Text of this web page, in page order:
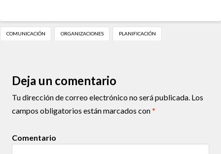
COMUNICACIÓN ORGANIZACIONES PLANIFICACIÓN
Deja un comentario
Tu dirección de correo electrónico no será publicada. Los
campos obligatorios están marcados con*
Comentario